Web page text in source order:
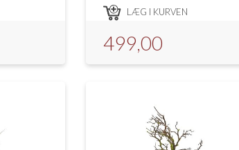
LÆG I KURVEN
499,00